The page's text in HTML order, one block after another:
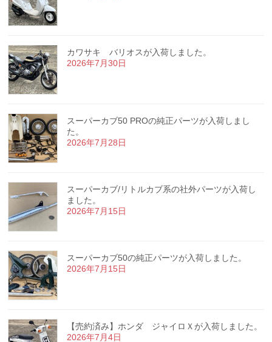
カワサキ バリオスが入荷しました。
2026年7月30日
スーパーカブ50 PROの純正パーツが入荷しまし
た。
2026年7月28日
スーパーカブ/リトルカブ系の社外パーツが入荷し
ました。
2026年7月15日
スーパーカブ50の純正パーツが入荷しました。
2026年7月15日
【売約済み】ホンダ ジャイロＸが入荷しました。
2026年7月4日